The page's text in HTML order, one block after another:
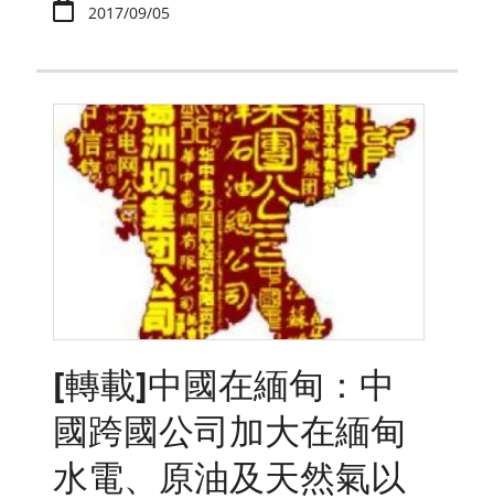
2017/09/05
[轉載]中國在緬甸：中
國跨國公司加大在緬甸
水電、原油及天然氣以